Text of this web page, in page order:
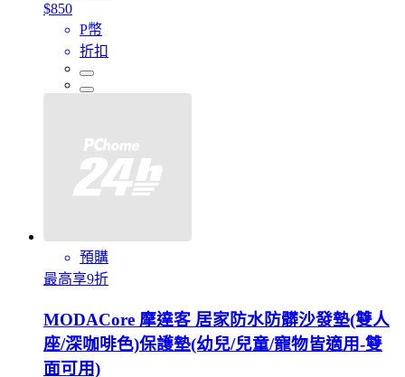
$850
P幣
折扣
預購
最高享9折
MODACore 摩達客 居家防水防髒沙發墊(雙人
座/深咖啡色)保護墊(幼兒/兒童/寵物皆適用-雙
面可用)